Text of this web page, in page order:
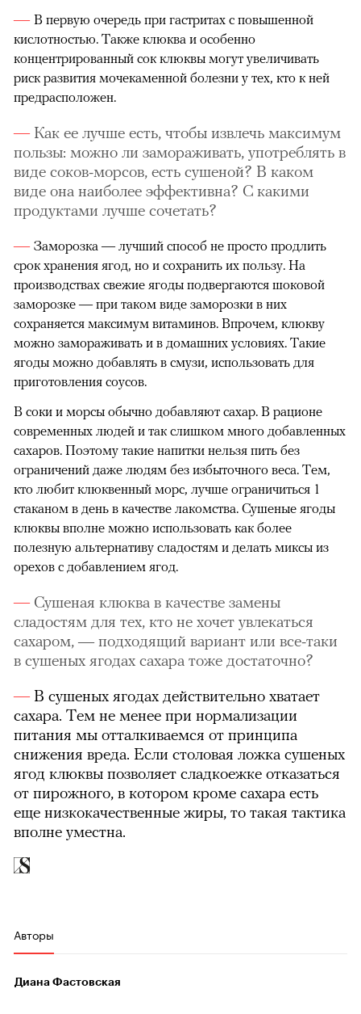
В первую очередь при гастритах с повышенной
кислотностью. Также клюква и особенно
концентрированный сок клюквы могут увеличивать
риск развития мочекаменной болезни у тех, кто к ней
предрасположен.
Как ее лучше есть, чтобы извлечь максимум
пользы: можно ли замораживать, употреблять в
виде соков-морсов, есть сушеной? В каком
виде она наиболее эффективна? С какими
продуктами лучше сочетать?
Заморозка — лучший способ не просто продлить
срок хранения ягод, но и сохранить их пользу. На
производствах свежие ягоды подвергаются шоковой
заморозке — при таком виде заморозки в них
сохраняется максимум витаминов. Впрочем, клюкву
можно замораживать и в домашних условиях. Такие
ягоды можно добавлять в смузи, использовать для
приготовления соусов.
В соки и морсы обычно добавляют сахар. В рационе
современных людей и так слишком много добавленных
сахаров. Поэтому такие напитки нельзя пить без
ограничений даже людям без избыточного веса. Тем,
кто любит клюквенный морс, лучше ограничиться 1
стаканом в день в качестве лакомства. Сушеные ягоды
клюквы вполне можно использовать как более
полезную альтернативу сладостям и делать миксы из
орехов с добавлением ягод.
Сушеная клюква в качестве замены
сладостям для тех, кто не хочет увлекаться
сахаром, — подходящий вариант или все-таки
в сушеных ягодах сахара тоже достаточно?
В сушеных ягодах действительно хватает
сахара. Тем не менее при нормализации
питания мы отталкиваемся от принципа
снижения вреда. Если столовая ложка сушеных
ягод клюквы позволяет сладкоежке отказаться
от пирожного, в котором кроме сахара есть
еще низкокачественные жиры, то такая тактика
вполне уместна.
Авторы
Диана Фастовская